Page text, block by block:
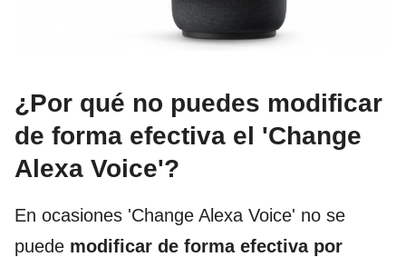
¿Por qué no puedes modificar
de forma efectiva el 'Change
Alexa Voice'?
En ocasiones 'Change Alexa Voice' no se
puede modificar de forma efectiva por